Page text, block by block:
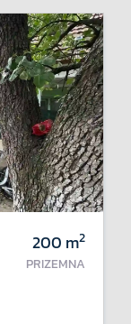
200 m2
PRIZEMNA